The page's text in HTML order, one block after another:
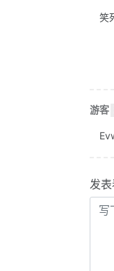
笑
游客
发